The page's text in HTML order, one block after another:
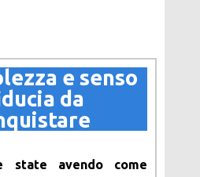
e senso
da
state avendo come